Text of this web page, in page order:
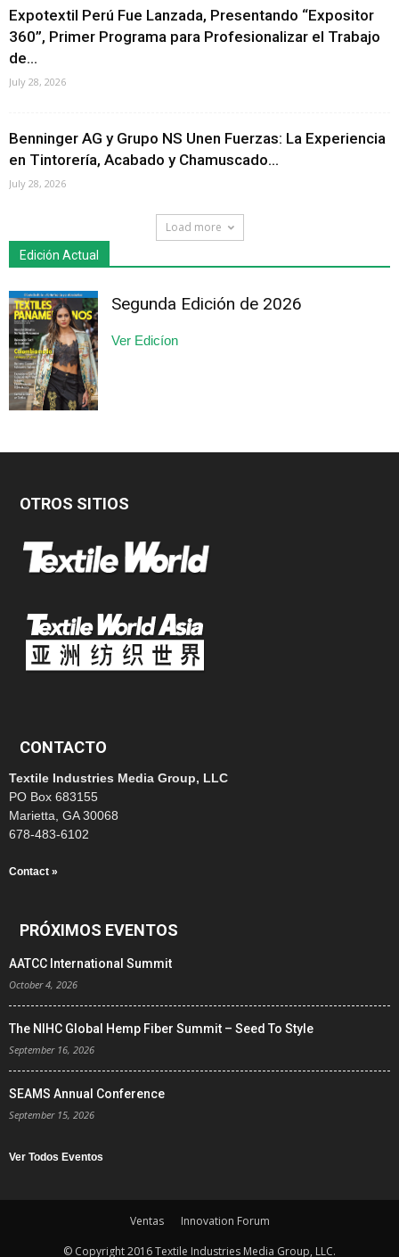
Expotextil Perú Fue Lanzada, Presentando “Expositor
360”, Primer Programa para Profesionalizar el Trabajo
de...
July 28, 2026
Benninger AG y Grupo NS Unen Fuerzas: La Experiencia
en Tintorería, Acabado y Chamuscado...
July 28, 2026
Load more
Edición Actual
Segunda Edición de 2026
Ver Edicíon
OTROS SITIOS
CONTACTO
Textile Industries Media Group, LLC
PO Box 683155
Marietta, GA 30068
678-483-6102
Contact »
PRÓXIMOS EVENTOS
AATCC International Summit
October 4, 2026
The NIHC Global Hemp Fiber Summit – Seed To Style
September 16, 2026
SEAMS Annual Conference
September 15, 2026
Ver Todos Eventos
Ventas
Innovation Forum
© Copyright 2016 Textile Industries Media Group, LLC.